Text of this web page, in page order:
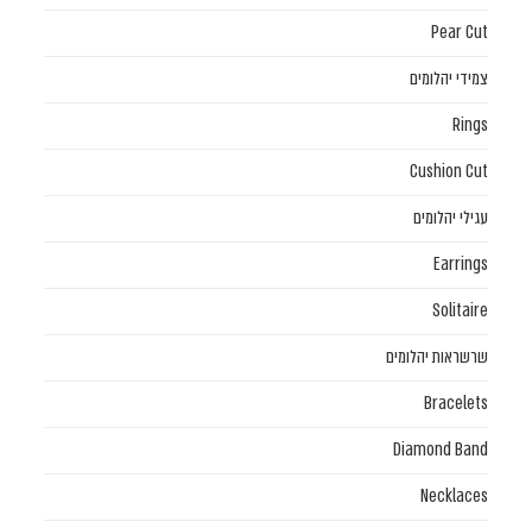
Pear Cut
צמידי יהלומים
Rings
Cushion Cut
עגילי יהלומים
Earrings
Solitaire
שרשראות יהלומים
Bracelets
Diamond Band
Necklaces